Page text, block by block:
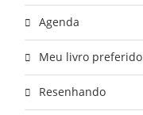
Agenda
Meu livro preferido
Resenhando